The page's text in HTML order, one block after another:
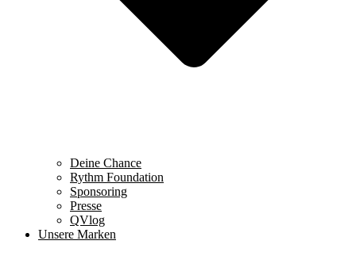
Deine Chance
Rythm Foundation
Sponsoring
Presse
QVlog
Unsere Marken